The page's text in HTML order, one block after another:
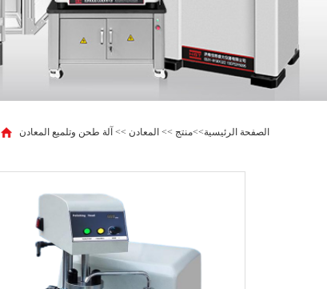
الصفحة الرئيسية>>منتج >> المعادن >> آلة طحن وتلميع المعادن